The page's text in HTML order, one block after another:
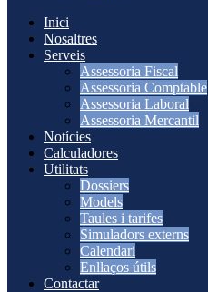
Inici
Nosaltres
Serveis
Assessoria Fiscal
Assessoria Comptable
Assessoria Laboral
Assessoria Mercantil
Notícies
Calculadores
Utilitats
Dossiers
Models
Taules i tarifes
Simuladors externs
Calendari
Enllaços útils
Contactar